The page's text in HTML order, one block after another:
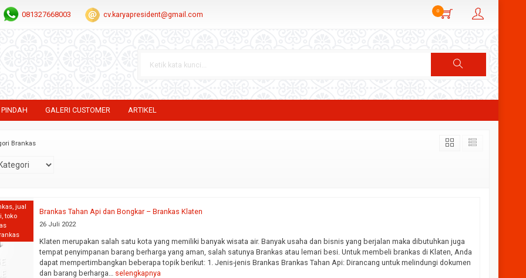
081327668003 cv.karyapresident@gmail.com 0
GALERI CUSTOMER ARTIKEL
Brankas
,jual
,toko
Brankas Tahan Api dan Bongkar – Brankas Klaten
26 Juli 2022
Klaten merupakan salah satu kota yang memiliki banyak wisata air. Banyak usaha dan bisnis yang berjalan maka dibutuhkan juga
tempat penyimpanan barang berharga yang aman, salah satunya Brankas atau lemari besi. Untuk membeli brankas di Klaten, Anda
dapat mempertimbangkan beberapa topik berikut: 1. Jenis-jenis Brankas Brankas Tahan Api: Dirancang untuk melindungi dokumen
dan barang berharga… selengkapnya